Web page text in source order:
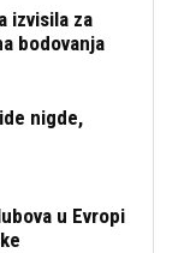
izvisila za
bodovanja
nigde,
u Evropi